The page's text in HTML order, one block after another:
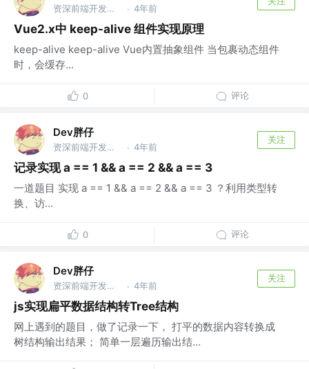
资深前端开发工程师 @众安保险 · 4年前
Vue2.x中 keep-alive 组件实现原理
keep-alive keep-alive Vue内置抽象组件 当包裹动态组件
时，会缓存...
0 评论
Dev胖仔
资深前端开发工程师 @众安保险 · 4年前
关注
记录实现 a == 1 && a == 2 && a == 3
一道题目 实现 a == 1 && a == 2 && a == 3 ？利用类型转
换、访...
0 评论
Dev胖仔
资深前端开发工程师 @众安保险 · 4年前
关注
js实现扁平数据结构转Tree结构
网上遇到的题目，做了记录一下， 打平的数据内容转换成
树结构输出结果； 简单一层遍历输出结...